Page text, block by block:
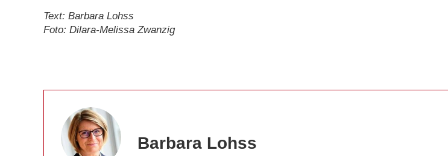
Text: Barbara Lohss
Foto: Dilara-Melissa Zwanzig
Barbara Lohss